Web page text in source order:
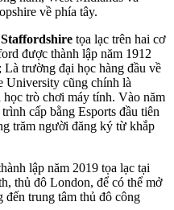
về phía tây.
tọa lạc trên hai cơ
được thành lập năm 1912
trường đại học hàng đầu về
University cũng chính là
trò chơi máy tính. Vào năm
cấp bằng Esports đầu tiên
trăm người đăng ký từ khắp
lập năm 2019 tọa lạc tại
thủ đô London, để có thể mở
đến trung tâm thủ đô công